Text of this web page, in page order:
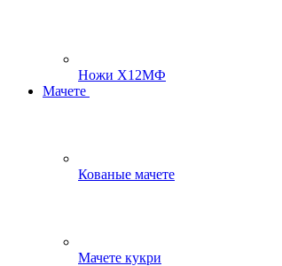
Ножи Х12МФ
Мачете
Кованые мачете
Мачете кукри